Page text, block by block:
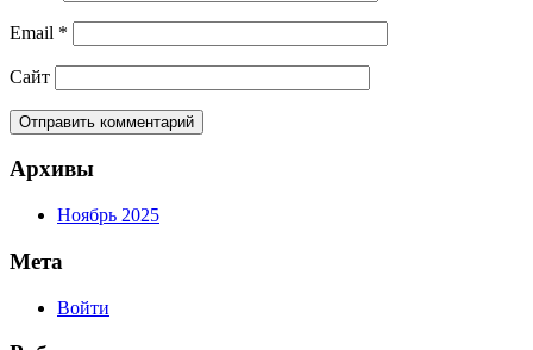
Email *
Сайт
Архивы
Ноябрь 2025
Мета
Войти